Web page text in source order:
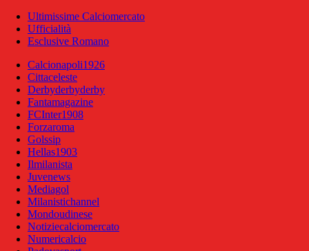
Ultimissime Calciomercato
Ufficialità
Esclusive Romano
Calcionapoli1926
Cittaceleste
Derbyderbyderby
Fantamagazine
FCInter1908
Forzaroma
Golssip
Hellas1903
Ilmilanista
Juvenews
Mediagol
Milanistichannel
Mondoudinese
Notiziecalciomercato
Numericalcio